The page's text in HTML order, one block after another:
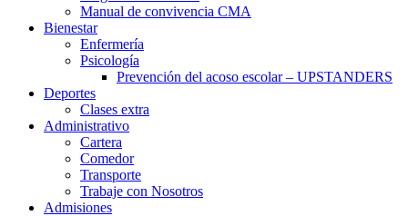
Manual de convivencia CMA
Bienestar
Enfermería
Psicología
Prevención del acoso escolar – UPSTANDERS
Deportes
Clases extra
Administrativo
Cartera
Comedor
Transporte
Trabaje con Nosotros
Admisiones